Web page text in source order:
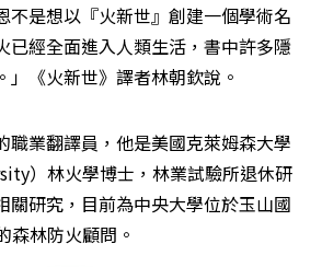
不是想以『火新世』創建一個學術名
已經全面進入人類生活，書中許多隱
」《火新世》譯者林朝欽說。
職業翻譯員，他是美國克萊姆森大學
）林火學博士，林業試驗所退休研
關研究，目前為中央大學位於玉山國
森林防火顧問。